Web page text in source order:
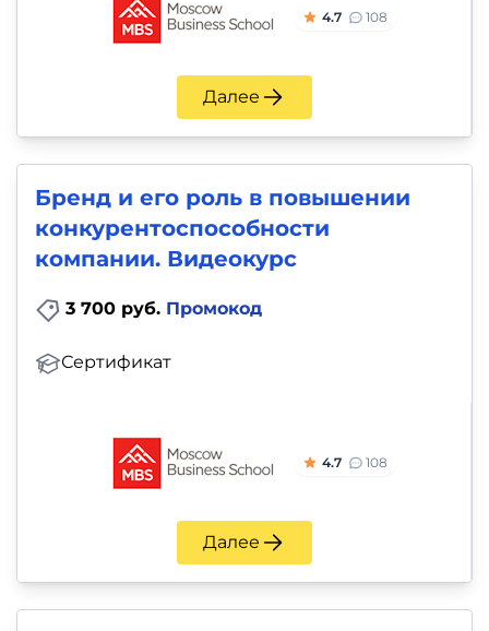
4.7 108
Далее
Бренд и его роль в повышении
конкурентоспособности
компании. Видеокурс
3 700 руб. Промокод
Сертификат
4.7 108
Далее